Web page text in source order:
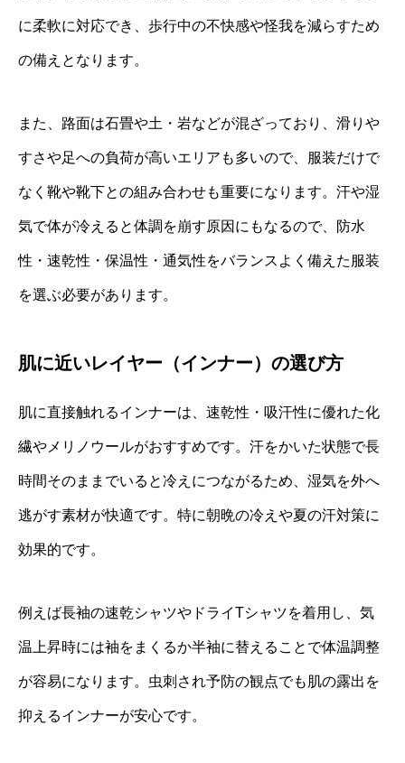
に柔軟に対応でき、歩行中の不快感や怪我を減らすため
の備えとなります。
また、路面は石畳や土・岩などが混ざっており、滑りや
すさや足への負荷が高いエリアも多いので、服装だけで
なく靴や靴下との組み合わせも重要になります。汗や湿
気で体が冷えると体調を崩す原因にもなるので、防水
性・速乾性・保温性・通気性をバランスよく備えた服装
を選ぶ必要があります。
肌に近いレイヤー（インナー）の選び方
肌に直接触れるインナーは、速乾性・吸汗性に優れた化
繊やメリノウールがおすすめです。汗をかいた状態で長
時間そのままでいると冷えにつながるため、湿気を外へ
逃がす素材が快適です。特に朝晩の冷えや夏の汗対策に
効果的です。
例えば長袖の速乾シャツやドライTシャツを着用し、気
温上昇時には袖をまくるか半袖に替えることで体温調整
が容易になります。虫刺され予防の観点でも肌の露出を
抑えるインナーが安心です。